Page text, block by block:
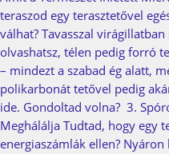
teraszod egy terasztetővel
válhat? Tavasszal
olvashatsz, télen pedig forró
– mindezt a szabad ég alatt,
polikarbonát tetővel pedig
ide. Gondoltad volna? 3.
Meghálálja Tudtad, hogy egy
energiaszámlák ellen?